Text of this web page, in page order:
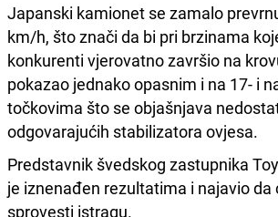
Japanski kamionet se zamalo
km/h, što znači da bi pri brzinama
konkurenti vjerovatno završio na
pokazao jednako opasnim i na 17- i
točkovima što se objašnjava
odgovarajućih stabilizatora ovjesa.
Predstavnik švedskog zastupnika
je iznenađen rezultatima i najavio da
sprovesti istragu.